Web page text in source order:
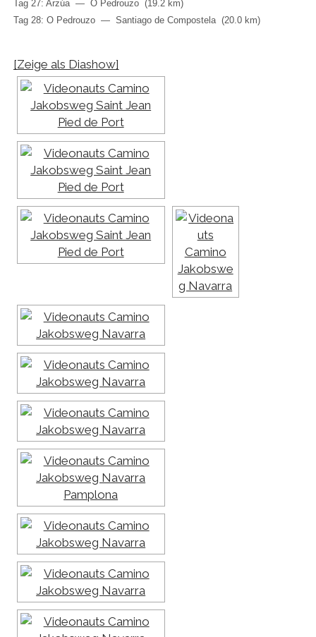
Tag 27: Arzúa — O Pedrouzo (19.2 km)
Tag 28: O Pedrouzo — Santiago de Compostela (20.0 km)
[Zeige als Diashow]